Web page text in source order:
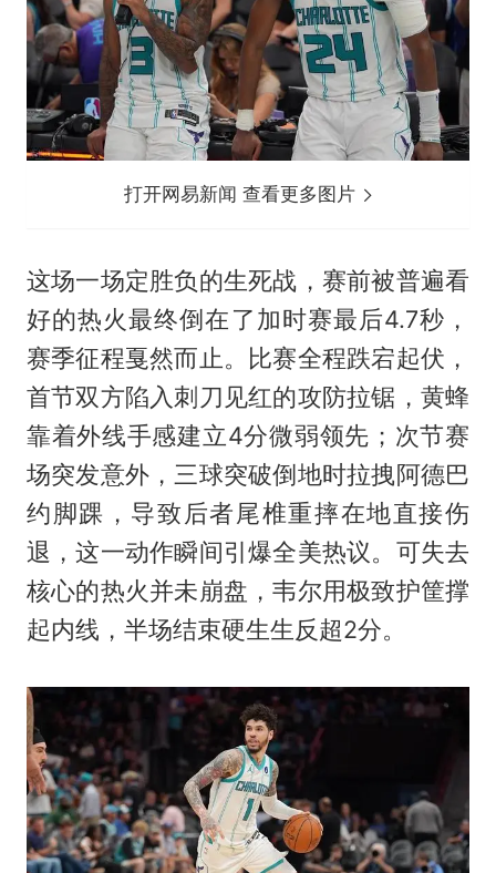
打开网易新闻 查看更多图片
这场一场定胜负的生死战，赛前被普遍看
好的热火最终倒在了加时赛最后4.7秒，
赛季征程戛然而止。比赛全程跌宕起伏，
首节双方陷入刺刀见红的攻防拉锯，黄蜂
靠着外线手感建立4分微弱领先；次节赛
场突发意外，三球突破倒地时拉拽阿德巴
约脚踝，导致后者尾椎重摔在地直接伤
退，这一动作瞬间引爆全美热议。可失去
核心的热火并未崩盘，韦尔用极致护筐撑
起内线，半场结束硬生生反超2分。